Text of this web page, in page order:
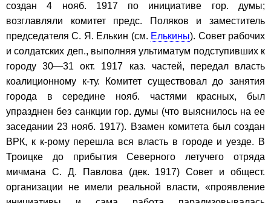
создан 4 нояб. 1917 по инициативе гор. думы;
возглавляли комитет предс. Поляков и заместитель
председателя С. Я. Елькин (см. Елькины). Совет рабочих
и солдатских деп., выполняя ультиматум подступивших к
городу 30—31 окт. 1917 каз. частей, передал власть
коалиционному к-ту. Комитет существовал до занятия
города в середине нояб. частями красных, был
упразднен без санкции гор. думы (что выяснилось на ее
заседании 23 нояб. 1917). Взамен комитета был создан
ВРК, к к-рому перешла вся власть в городе и уезде. В
Троицке до прибытия Северного летучего отряда
мичмана С. Д. Павлова (дек. 1917) Совет и общест.
организации не имели реальной власти, «проявление